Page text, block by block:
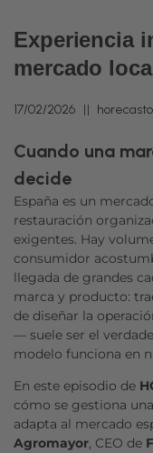
Experiencia
mercado
17/02/2026
Cuando una
decide
España es un
restauración
exigentes. Hay
consumidor
llegada de grandes
marca y producto:
de diseñar la
— suele ser el
modelo funciona en
En este episodio de
cómo se gestiona
adapta al mercado
Agromayor, CEO de